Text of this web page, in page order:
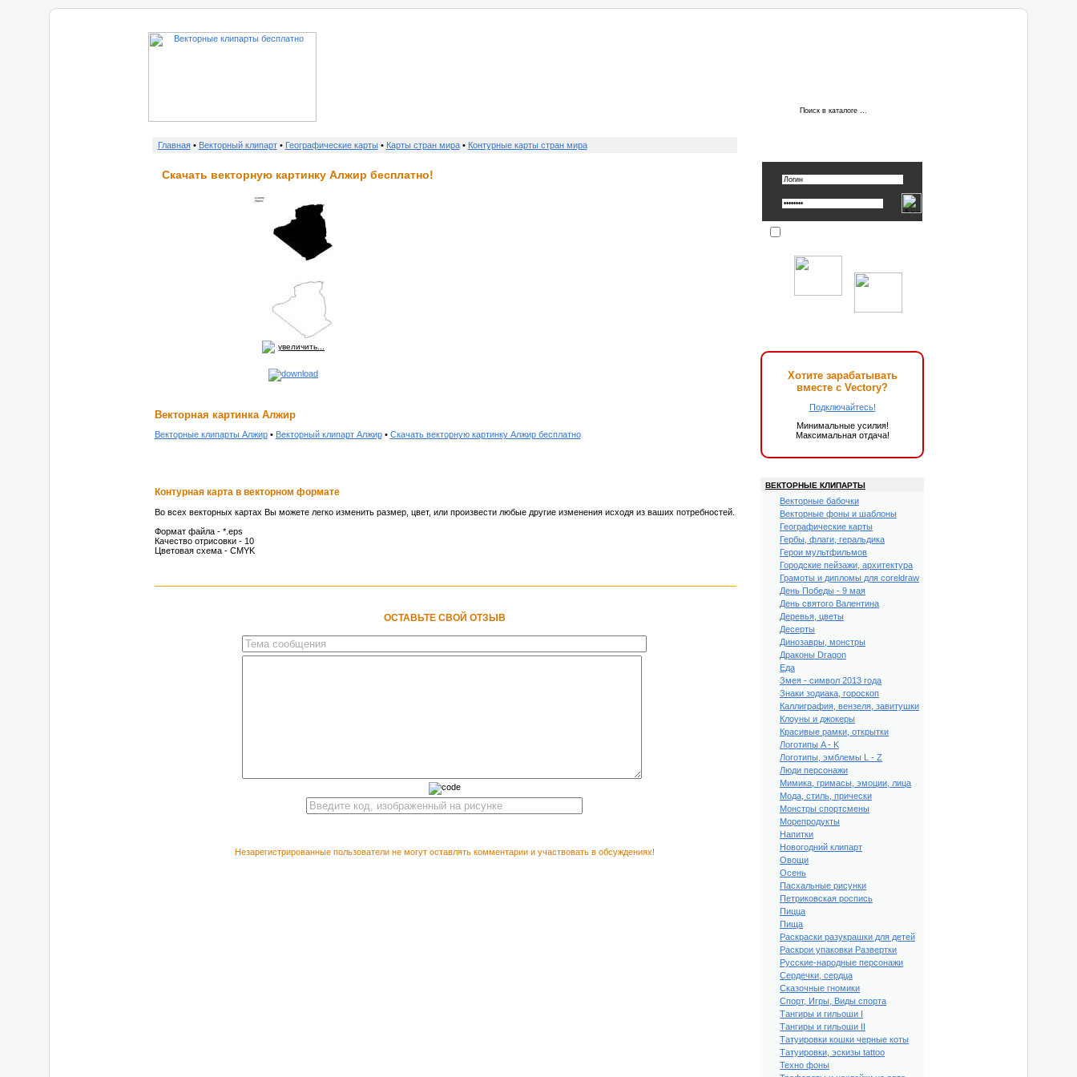
Главная• Векторный клипарт• Географические карты• Карты стран мира• Контурные карты стран мира
Скачать векторную картинку Алжир бесплатно!
увеличить...
Векторная картинка Алжир
Векторные клипарты Алжир• Векторный клипарт Алжир• Скачать векторную картинку Алжир бесплатно
Контурная карта в векторном формате
Во всех векторных картах Вы можете легко изменить размер, цвет, или произвести любые другие изменения исходя из ваших потребностей.
Формат файла - *.eps
Качество отрисовки - 10
Цветовая схема - CMYK
ОСТАВЬТЕ СВОЙ ОТЗЫВ
Незарегистрированные пользователи не могут оставлять комментарии и участвовать в обсуждениях!
Хотите зарабатывать
вместе с Vectory?
Подключайтесь!
Минимальные усилия!
Максимальная отдача!
ВЕКТОРНЫЕ КЛИПАРТЫ
Векторные бабочки
Векторные фоны и шаблоны
Географические карты
Гербы, флаги, геральдика
Герои мультфильмов
Городские пейзажи, архитектура
Грамоты и дипломы для coreldraw
День Победы - 9 мая
День святого Валентина
Деревья, цветы
Десерты
Динозавры, монстры
Драконы Dragon
Еда
Змея - символ 2013 года
Знаки зодиака, гороскоп
Каллиграфия, вензеля, завитушки
Клоуны и джокеры
Красивые рамки, открытки
Логотипы A - K
Логотипы, эмблемы L - Z
Люди персонажи
Мимика, гримасы, эмоции, лица
Мода, стиль, прически
Монстры спортсмены
Морепродукты
Напитки
Новогодний клипарт
Овощи
Осень
Пасхальные рисунки
Петриковская роспись
Пицца
Пища
Раскраски разукрашки для детей
Раскрои упаковки Развертки
Русские-народные персонажи
Сердечки, сердца
Сказочные гномики
Спорт, Игры, Виды спорта
Тангиры и гильоши I
Тангиры и гильоши II
Татуировки кошки черные коты
Татуировки, эскизы tattoo
Техно фоны